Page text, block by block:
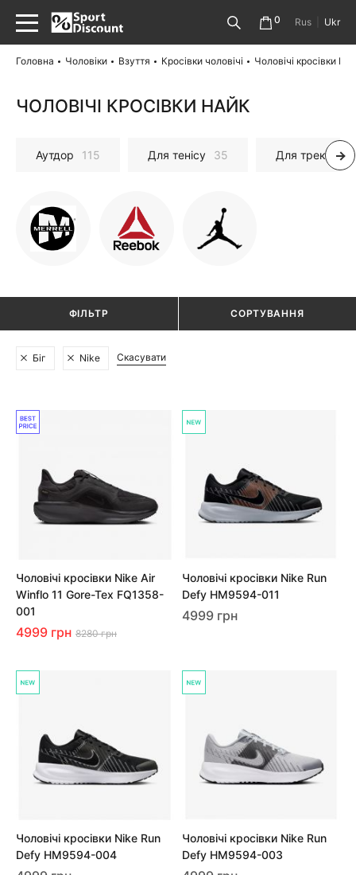
0 Rus Ukr
Головна Чоловіки Взуття Кросівки чоловічі Чоловічі кросівки
ЧОЛОВІЧІ КРОСІВКИ НАЙК
Аутдор 115 Для тенісу 35 Для трекінгу
ФІЛЬТР СОРТУВАННЯ
Біг Nike Скасувати
Чоловічі кросівки Nike Air
Winflo 11 Gore-Tex FQ1358-
001
4999 грн 8280 грн
Чоловічі кросівки Nike Run
Defy HM9594-011
4999 грн
Чоловічі кросівки Nike Run
Defy HM9594-004
Чоловічі кросівки Nike Run
Defy HM9594-003